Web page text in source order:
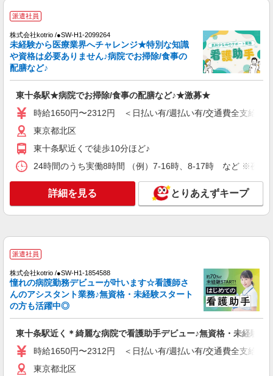
時給1700円 ◆前払い・日払い・週払いOK
東京都北区
キープ 詳細を見る
派遣社員
株式会社kotrio /●SW-H1-1983850
残業なし◎日勤のみ
時給2400円〜3000円＜交通費全額支給(ガソリ
ン代含む)/日払い可/週払い可＞
キープ 詳細を見る
株式会社kotrio /●SW-S-2023677
十条駅≫高級シニアマンションの看護師▼居室
の巡回等
時給2400円〜＜交通費全額支給(ガソリン代含
東京都北区上十条
キープ 詳細を見る
派遣社員
株式会社kotrio /●SW-H1-2099264
未経験から医療業界へチャレンジ★特別な知識
や資格は必要ありません♪病院でお掃除/食事の
配膳など♪
東十条駅★病院でお掃除/食事の配膳など♪★激募★
時給1650円〜2312円 ＜日払い有/週払い有/交通費全支給(ガ
東京都北区
東十条駅近くで徒歩10分ほど♪
24時間のうち実働8時間 （例）7-16時、8-17時 など ※夜勤
詳細を見る とりあえずキープ
派遣社員
株式会社kotrio /●SW-H1-1854588
憧れの病院勤務デビューが叶います☆看護師さ
んのアシスタント業務♪無資格・未経験スタート
の方も活躍中◎
東十条駅近く＊綺麗な病院で看護助手デビュー♪無資格・未経験OK
時給1650円〜2312円 ＜日払い有/週払い有/交通費全支給(ガ
東京都北区